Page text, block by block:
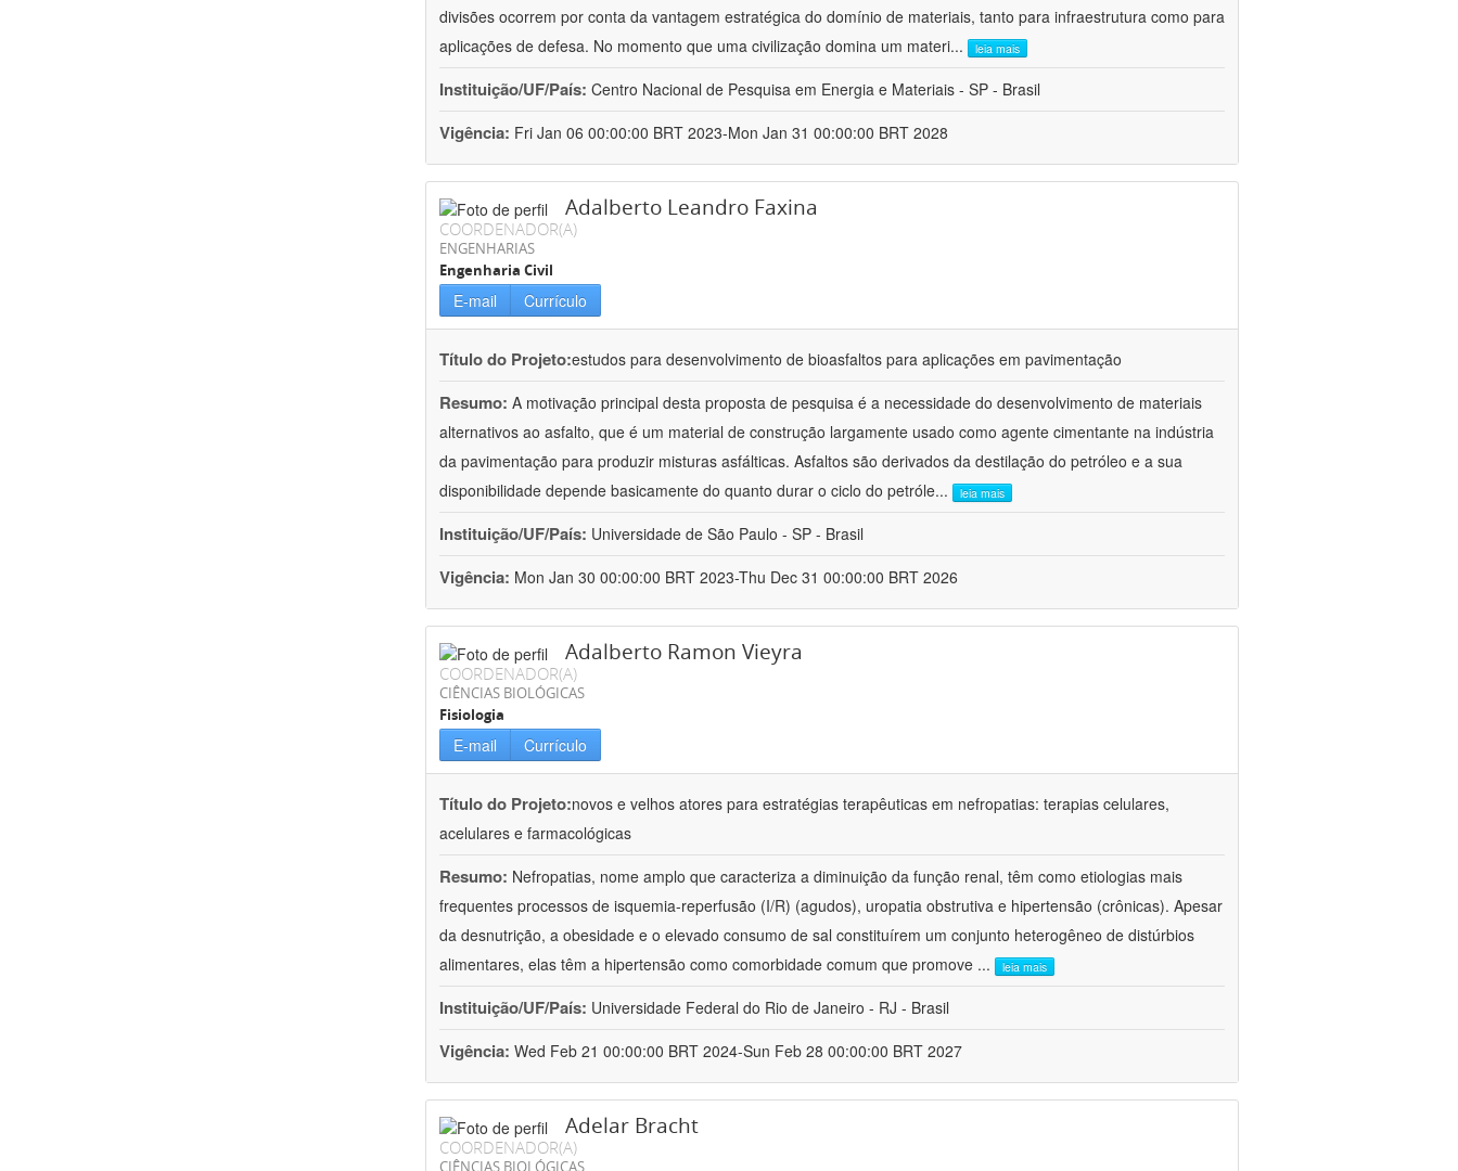
divisões ocorrem por conta da vantagem estratégica do domínio de materiais, tanto para infraestrutura como para
aplicações de defesa. No momento que uma civilização domina um materi... leia mais
Instituição/UF/País: Centro Nacional de Pesquisa em Energia e Materiais - SP - Brasil
Vigência: Fri Jan 06 00:00:00 BRT 2023-Mon Jan 31 00:00:00 BRT 2028
Adalberto Leandro Faxina
COORDENADOR(A)
ENGENHARIAS
Engenharia Civil
E-mail Currículo
Título do Projeto:estudos para desenvolvimento de bioasfaltos para aplicações em pavimentação
Resumo: A motivação principal desta proposta de pesquisa é a necessidade do desenvolvimento de materiais
alternativos ao asfalto, que é um material de construção largamente usado como agente cimentante na indústria
da pavimentação para produzir misturas asfálticas. Asfaltos são derivados da destilação do petróleo e a sua
disponibilidade depende basicamente do quanto durar o ciclo do petróle... leia mais
Instituição/UF/País: Universidade de São Paulo - SP - Brasil
Vigência: Mon Jan 30 00:00:00 BRT 2023-Thu Dec 31 00:00:00 BRT 2026
Adalberto Ramon Vieyra
COORDENADOR(A)
CIÊNCIAS BIOLÓGICAS
Fisiologia
E-mail Currículo
Título do Projeto:novos e velhos atores para estratégias terapêuticas em nefropatias: terapias celulares,
acelulares e farmacológicas
Resumo: Nefropatias, nome amplo que caracteriza a diminuição da função renal, têm como etiologias mais
frequentes processos de isquemia-reperfusão (I/R) (agudos), uropatia obstrutiva e hipertensão (crônicas). Apesar
da desnutrição, a obesidade e o elevado consumo de sal constituírem um conjunto heterogêneo de distúrbios
alimentares, elas têm a hipertensão como comorbidade comum que promove ... leia mais
Instituição/UF/País: Universidade Federal do Rio de Janeiro - RJ - Brasil
Vigência: Wed Feb 21 00:00:00 BRT 2024-Sun Feb 28 00:00:00 BRT 2027
Adelar Bracht
COORDENADOR(A)
CIÊNCIAS BIOLÓGICAS